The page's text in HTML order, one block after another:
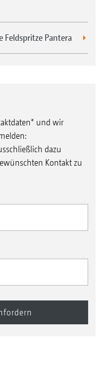
Feldspritze Pantera
und wir
dazu
Kontakt zu